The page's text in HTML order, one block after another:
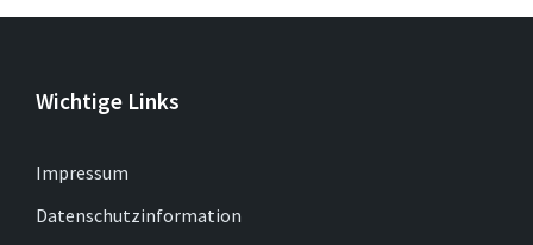
Wichtige Links
Impressum
Datenschutzinformation